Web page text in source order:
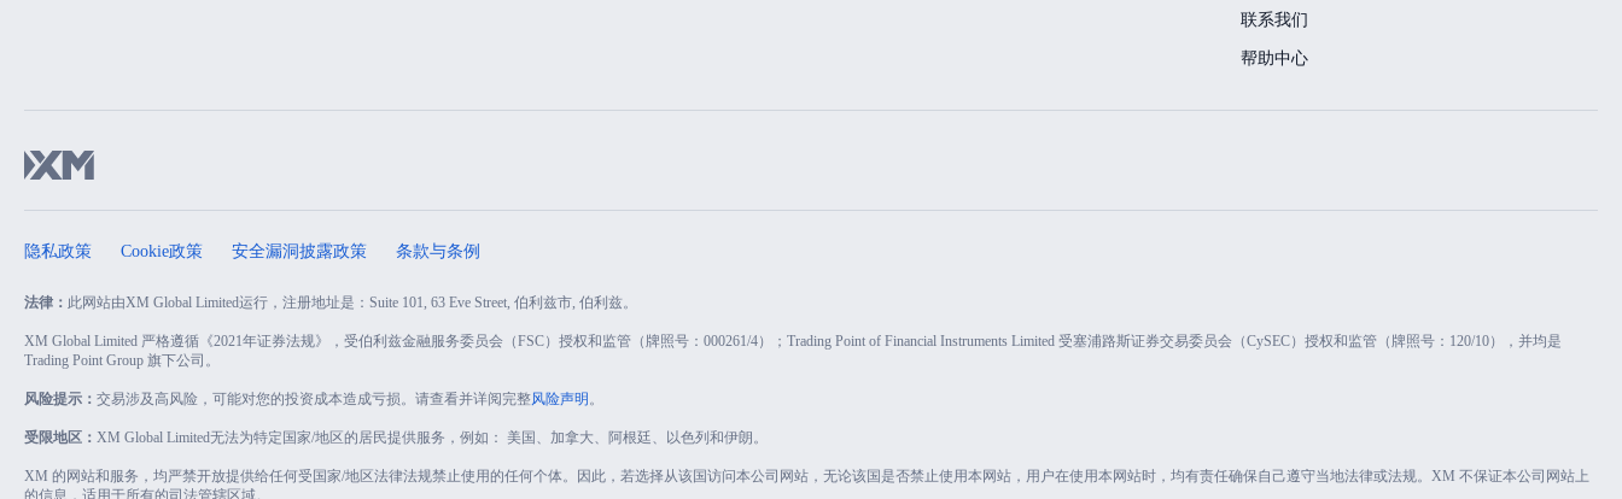
联系我们
帮助中心
隐私政策 Cookie政策 安全漏洞披露政策 条款与条例
法律： 此网站由XM Global Limited运行，注册地址是：Suite 101, 63 Eve Street, 伯利兹市, 伯利兹。
XM Global Limited 严格遵循《2021年证券法规》，受伯利兹金融服务委员会（FSC）授权和监管（牌照号：000261/4）；Trading Point of Financial Instruments Limited 受塞浦路斯证券交易委员会（CySEC）授权和监管（牌照号：120/10），并均是
Trading Point Group 旗下公司。
风险提示： 交易涉及高风险，可能对您的投资成本造成亏损。请查看并详阅完整风险声明 。
受限地区： XM Global Limited无法为特定国家/地区的居民提供服务，例如： 美国、加拿大、阿根廷、以色列和伊朗。
XM 的网站和服务，均严禁开放提供给任何受国家/地区法律法规禁止使用的任何个体。因此，若选择从该国访问本公司网站，无论该国是否禁止使用本网站，用户在使用本网站时，均有责任确保自己遵守当地法律或法规。XM 不保证本公司网站上
的信息，适用于所有的司法管辖区域。